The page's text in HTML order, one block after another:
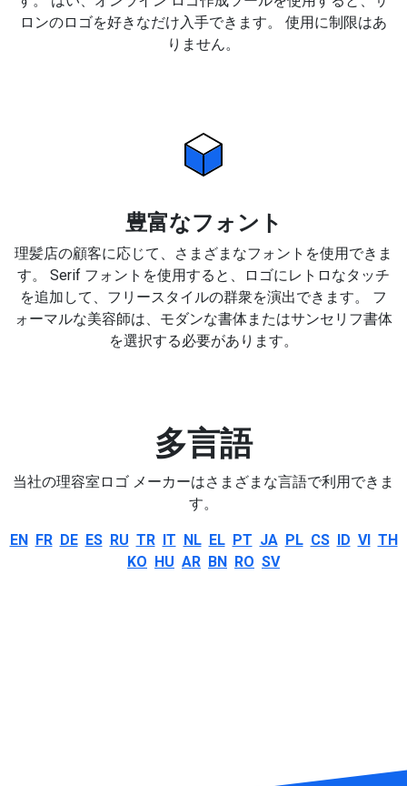
ロンのロゴを好きなだけ入手できます。 使用に制限はあ
りません。
豊富なフォント
理髪店の顧客に応じて、さまざまなフォントを使用できま
す。 Serif フォントを使用すると、ロゴにレトロなタッチ
を追加して、フリースタイルの群衆を演出できます。 フ
ォーマルな美容師は、モダンな書体またはサンセリフ書体
を選択する必要があります。
多言語
当社の理容室ロゴ メーカーはさまざまな言語で利用できま
す。
EN FR DE ES RU TR IT NL EL PT JA PL CS ID VI TH
KO HU AR BN RO SV